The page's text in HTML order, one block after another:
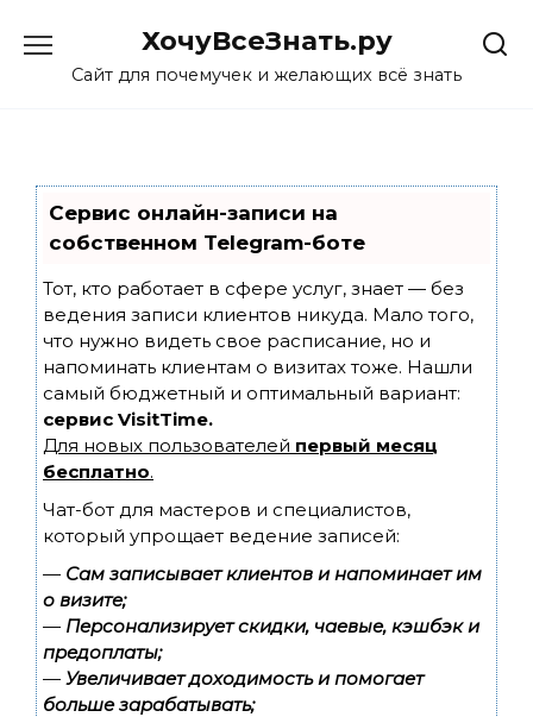
content
ХочуВсеЗнать.ру
Сайт для почемучек и желающих всё знать
Сервис онлайн-записи на
собственном Telegram-боте
Тот, кто работает в сфере услуг, знает — без
ведения записи клиентов никуда. Мало того,
что нужно видеть свое расписание, но и
напоминать клиентам о визитах тоже. Нашли
самый бюджетный и оптимальный вариант:
сервис VisitTime.
Для новых пользователей первый месяц
бесплатно.
Чат-бот для мастеров и специалистов,
который упрощает ведение записей:
— Сам записывает клиентов и напоминает им
о визите;
— Персонализирует скидки, чаевые, кэшбэк и
предоплаты;
— Увеличивает доходимость и помогает
больше зарабатывать;